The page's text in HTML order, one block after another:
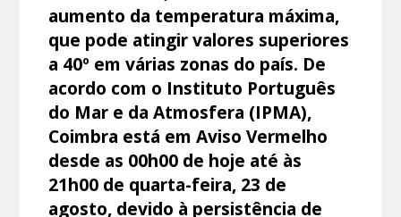
aumento da temperatura máxima,
que pode atingir valores superiores
a 40º em várias zonas do país. De
acordo com o Instituto Português
do Mar e da Atmosfera (IPMA),
Coimbra está em Aviso Vermelho
desde as 00h00 de hoje até às
21h00 de quarta-feira, 23 de
agosto, devido à persistência de